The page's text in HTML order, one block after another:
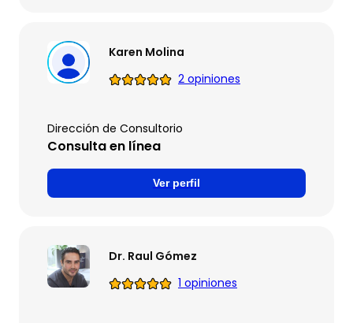
Karen Molina
2 opiniones
Dirección de Consultorio
Consulta en línea
Ver perfil
Dr. Raul Gómez
1 opiniones